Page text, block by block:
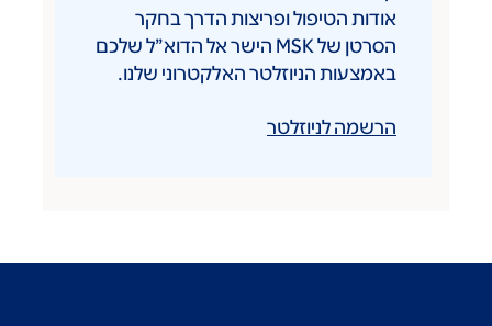
אודות הטיפול ופריצות הדרך בחקר
הסרטן של MSK הישר אל הדוא”ל שלכם
באמצעות הניוזלטר האלקטרוני שלנו.
הרשמה לניוזלטר